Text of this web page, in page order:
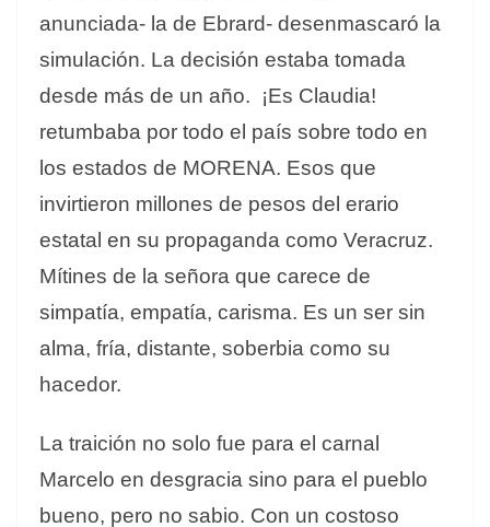
anunciada- la de Ebrard- desenmascaró la
simulación. La decisión estaba tomada
desde más de un año. ¡Es Claudia!
retumbaba por todo el país sobre todo en
los estados de MORENA. Esos que
invirtieron millones de pesos del erario
estatal en su propaganda como Veracruz.
Mítines de la señora que carece de
simpatía, empatía, carisma. Es un ser sin
alma, fría, distante, soberbia como su
hacedor.
La traición no solo fue para el carnal
Marcelo en desgracia sino para el pueblo
bueno, pero no sabio. Con un costoso